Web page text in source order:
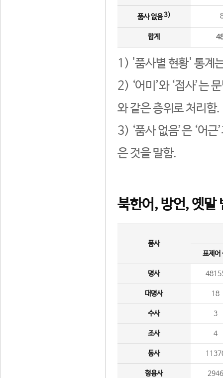
품사 없음3)
합계
1) '품사별 현황' 통계
2) ‘어미’와 ‘접사’는
와 같은 층위로 처리함.
3) ‘품사 없음’은 ‘어
은 것을 말함.
북한어, 방언, 옛말
품사
표제어
명사
대명사 18
수사 3
조사 4
동사
형용사 2946